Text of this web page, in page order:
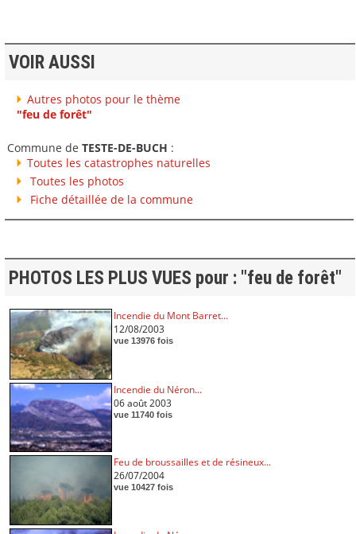
VOIR AUSSI
Autres photos pour le thème
"feu de forêt"
Commune de TESTE-DE-BUCH :
Toutes les catastrophes naturelles
Toutes les photos
Fiche détaillée de la commune
PHOTOS LES PLUS VUES pour : "feu de forêt"
Incendie du Mont Barret...
12/08/2003
vue 13976 fois
Incendie du Néron...
06 août 2003
vue 11740 fois
Feu de broussailles et de résineux...
26/07/2004
vue 10427 fois